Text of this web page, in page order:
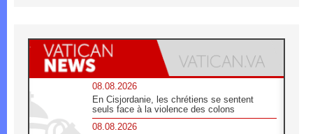
08.08.2026
En Cisjordanie, les chrétiens se sentent
seuls face à la violence des colons
08.08.2026